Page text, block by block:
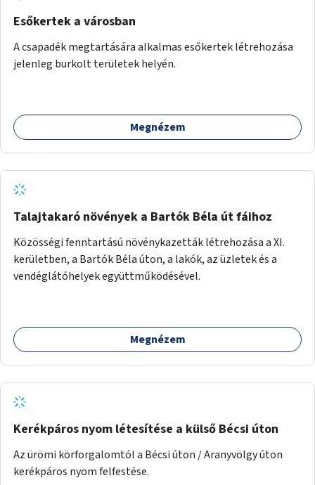
Esőkertek a városban
A csapadék megtartására alkalmas esőkertek létrehozása
jelenleg burkolt területek helyén.
Megnézem
Talajtakaró növények a Bartók Béla út fáihoz
Közösségi fenntartású növénykazetták létrehozása a XI.
kerületben, a Bartók Béla úton, a lakók, az üzletek és a
vendéglátóhelyek együttműködésével.
Megnézem
Kerékpáros nyom létesítése a külső Bécsi úton
Az ürömi körforgalomtól a Bécsi úton / Aranyvölgy úton
kerékpáros nyom felfestése.